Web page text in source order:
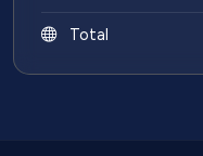
Total